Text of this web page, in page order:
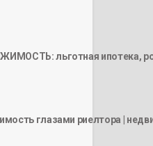
льготная ипотека,
глазами риелтора |